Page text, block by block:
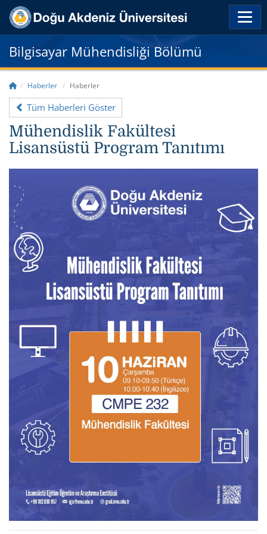
Bilgisayar Mühendisliği Bölümü
Haberler Haberler
Tüm Haberleri Göster
Mühendislik Fakültesi
Lisansüstü Program Tanıtımı